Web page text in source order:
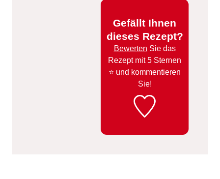
Gefällt Ihnen
dieses Rezept?
Bewerten Sie das
Rezept mit 5 Sternen
⭐️ und kommentieren
Sie!